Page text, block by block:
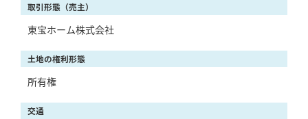
取引形態（売主）
東宝ホーム株式会社
土地の権利形態
所有権
交通